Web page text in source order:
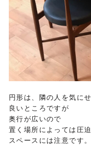
円形は、隣の人を気に
良いところですが
奥行が広いので
置く場所によっては圧
スペースには注意です。